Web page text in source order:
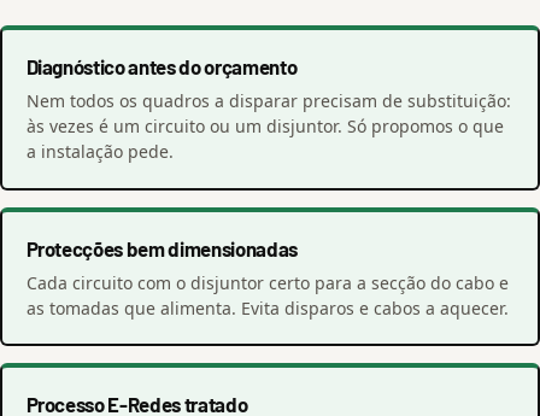
Diagnóstico antes do orçamento
Nem todos os quadros a disparar precisam de substituição:
às vezes é um circuito ou um disjuntor. Só propomos o que
a instalação pede.
Protecções bem dimensionadas
Cada circuito com o disjuntor certo para a secção do cabo e
as tomadas que alimenta. Evita disparos e cabos a aquecer.
Processo E-Redes tratado